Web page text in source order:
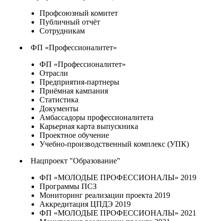
Профсоюзный комитет
Публичный отчёт
Сотрудникам
ФП «Профессионалитет»
ФП «Профессионалитет»
Отрасли
Предприятия-партнеры
Приёмная кампания
Статистика
Документы
Амбассадоры профессионалитета
Карьерная карта выпускника
Проектное обучение
Учебно-производственный комплекс (УПК)
Нацпроект "Образование"
ФП «МОЛОДЫЕ ПРОФЕССИОНАЛЫ» 2019
Программы ПСЗ
Мониторинг реализации проекта 2019
Аккредитация ЦПДЭ 2019
ФП «МОЛОДЫЕ ПРОФЕССИОНАЛЫ» 2021